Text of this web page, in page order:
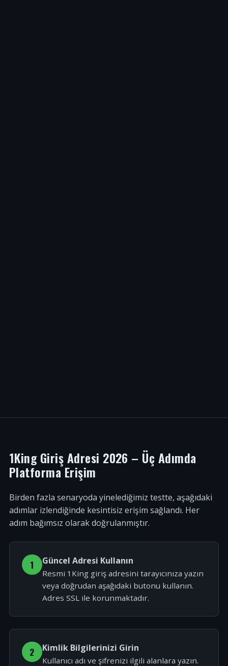
1King Giriş Adresi 2026 – Üç Adımda
Platforma Erişim
Birden fazla senaryoda yinelediğimiz testte, aşağıdaki
adımlar izlendiğinde kesintisiz erişim sağlandı. Her
adım bağımsız olarak doğrulanmıştır.
1 Güncel Adresi Kullanın
Resmi 1King giriş adresini tarayıcınıza yazın
veya doğrudan aşağıdaki butonu kullanın.
Adres SSL ile korunmaktadır.
2 Kimlik Bilgilerinizi Girin
Kullanıcı adı ve şifrenizi ilgili alanlara yazın.